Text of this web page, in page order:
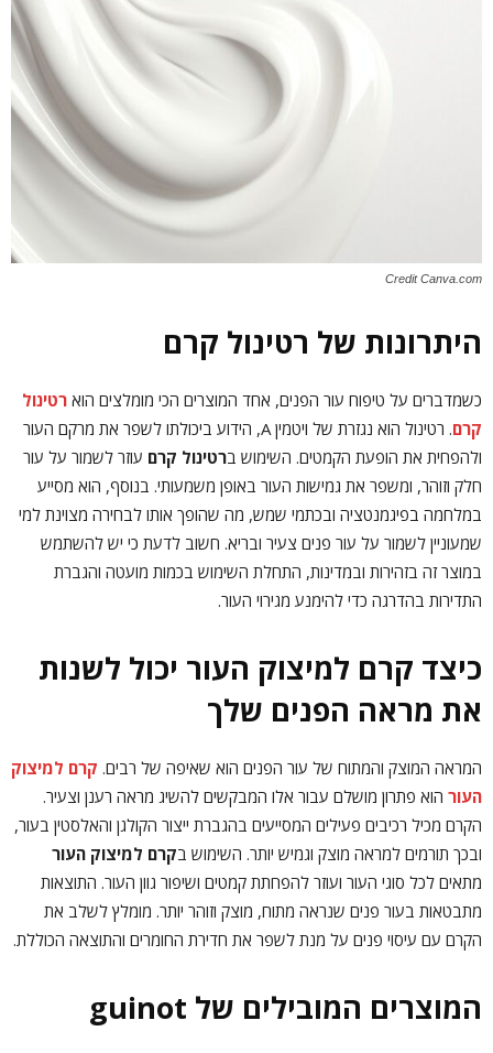
Credit Canva.com
היתרונות של רטינול קרם
כשמדברים על טיפוח עור הפנים, אחד המוצרים הכי מומלצים הוא רטינול
קרם
. רטינול הוא נגזרת של ויטמין A, הידוע ביכולתו לשפר את מרקם העור
ולהפחית את הופעת הקמטים. השימוש ברטינול קרם עוזר לשמור על עור
חלק וזוהר, ומשפר את גמישות העור באופן משמעותי. בנוסף, הוא מסייע
במלחמה בפיגמנטציה ובכתמי שמש, מה שהופך אותו לבחירה מצוינת למי
שמעוניין לשמור על עור פנים צעיר ובריא. חשוב לדעת כי יש להשתמש
במוצר זה בזהירות ובמדינות, התחלת השימוש בכמות מועטה והגברת
התדירות בהדרגה כדי להימנע מגירוי העור.
כיצד קרם למיצוק העור יכול לשנות
את מראה הפנים שלך
המראה המוצק והמתוח של עור הפנים הוא שאיפה של רבים. קרם למיצוק
העור הוא פתרון מושלם עבור אלו המבקשים להשיג מראה רענן וצעיר.
הקרם מכיל רכיבים פעילים המסייעים בהגברת ייצור הקולגן והאלסטין בעור,
ובכך תורמים למראה מוצק וגמיש יותר. השימוש בקרם למיצוק העור
מתאים לכל סוגי העור ועוזר להפחתת קמטים ושיפור גוון העור. התוצאות
מתבטאות בעור פנים שנראה מתוח, מוצק וזוהר יותר. מומלץ לשלב את
הקרם עם עיסוי פנים על מנת לשפר את חדירת החומרים והתוצאה הכוללת.
המוצרים המובילים של guinot